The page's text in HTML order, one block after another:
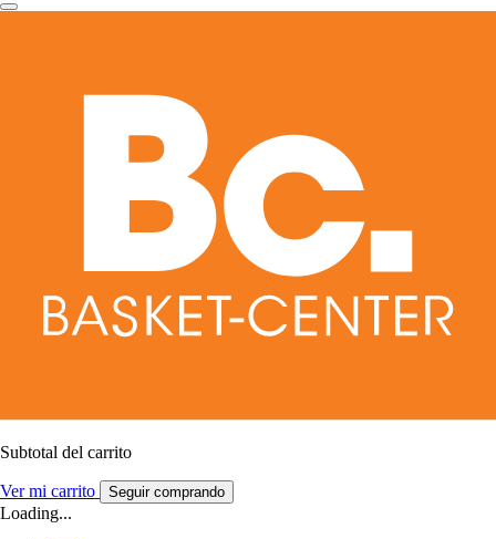
Subtotal del carrito
Ver mi carrito Seguir comprando
Loading...